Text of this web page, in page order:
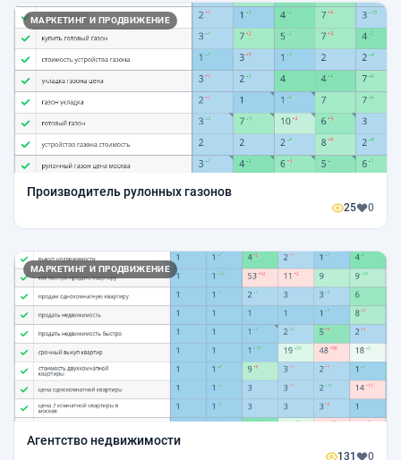
МАРКЕТИНГ И ПРОДВИЖЕНИЕ
Производитель рулонных газонов
25 0
МАРКЕТИНГ И ПРОДВИЖЕНИЕ
Агентство недвижимости
131 0